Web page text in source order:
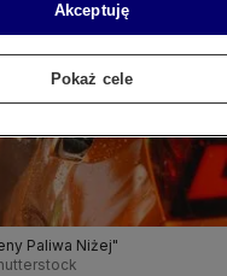
Paliwa Niżej"
Akceptuję
Pokaż cele